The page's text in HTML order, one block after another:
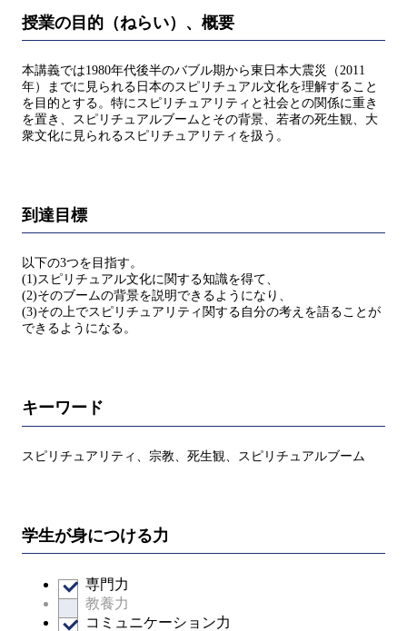
授業の目的（ねらい）、概要
本講義では1980年代後半のバブル期から東日本大震災（2011
年）までに見られる日本のスピリチュアル文化を理解すること
を目的とする。特にスピリチュアリティと社会との関係に重き
を置き、スピリチュアルブームとその背景、若者の死生観、大
衆文化に見られるスピリチュアリティを扱う。
到達目標
以下の3つを目指す。
(1)スピリチュアル文化に関する知識を得て、
(2)そのブームの背景を説明できるようになり、
(3)その上でスピリチュアリティ関する自分の考えを語ることが
できるようになる。
キーワード
スピリチュアリティ、宗教、死生観、スピリチュアルブーム
学生が身につける力
専門力
教養力
コミュニケーション力